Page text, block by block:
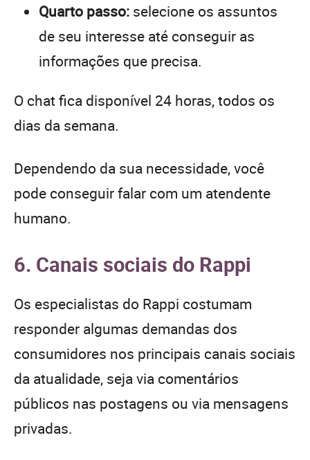
Quarto passo: selecione os assuntos
de seu interesse até conseguir as
informações que precisa.
O chat fica disponível 24 horas, todos os
dias da semana.
Dependendo da sua necessidade, você
pode conseguir falar com um atendente
humano.
6. Canais sociais do Rappi
Os especialistas do Rappi costumam
responder algumas demandas dos
consumidores nos principais canais sociais
da atualidade, seja via comentários
públicos nas postagens ou via mensagens
privadas.